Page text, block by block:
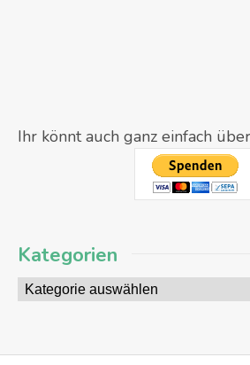
Ihr könnt auch ganz einfach
Kategorien